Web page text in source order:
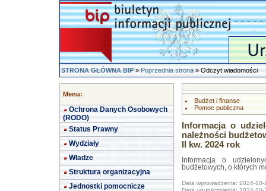
STRONA GŁÓWNA BIP»Poprzednia strona» Odczyt wiadomości
Menu:
Ochrona Danych Osobowych
(RODO)
Status Prawny
Wydziały
Władze
Struktura organizacyjna
Jednostki pomocnicze
Budżet i finanse
Pomoc publiczna
Informacja o
należności
II kw. 2024 rok
Informacja o
budżetowych, o których
Data wprowadzenia: 2024-10-